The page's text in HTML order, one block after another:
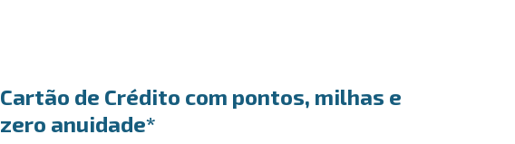
Cartão de Crédito com pontos, milhas e
zero anuidade*